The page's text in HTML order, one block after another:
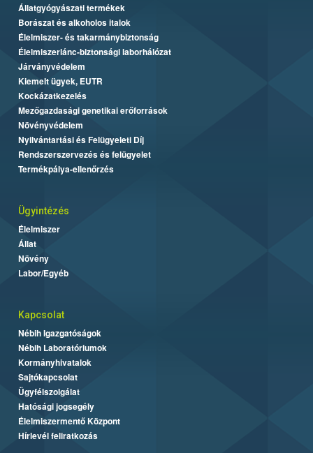
Állatgyógyászati termékek
Borászat és alkoholos italok
Élelmiszer- és takarmánybiztonság
Élelmiszerlánc-biztonsági laborhálózat
Járványvédelem
Kiemelt ügyek, EUTR
Kockázatkezelés
Mezőgazdasági genetikai erőforrások
Növényvédelem
Nyilvántartási és Felügyeleti Díj
Rendszerszervezés és felügyelet
Termékpálya-ellenőrzés
Ügyintézés
Élelmiszer
Állat
Növény
Labor/Egyéb
Kapcsolat
Nébih Igazgatóságok
Nébih Laboratóriumok
Kormányhivatalok
Sajtókapcsolat
Ügyfélszolgálat
Hatósági jogsegély
Élelmiszermentő Központ
Hírlevél feliratkozás